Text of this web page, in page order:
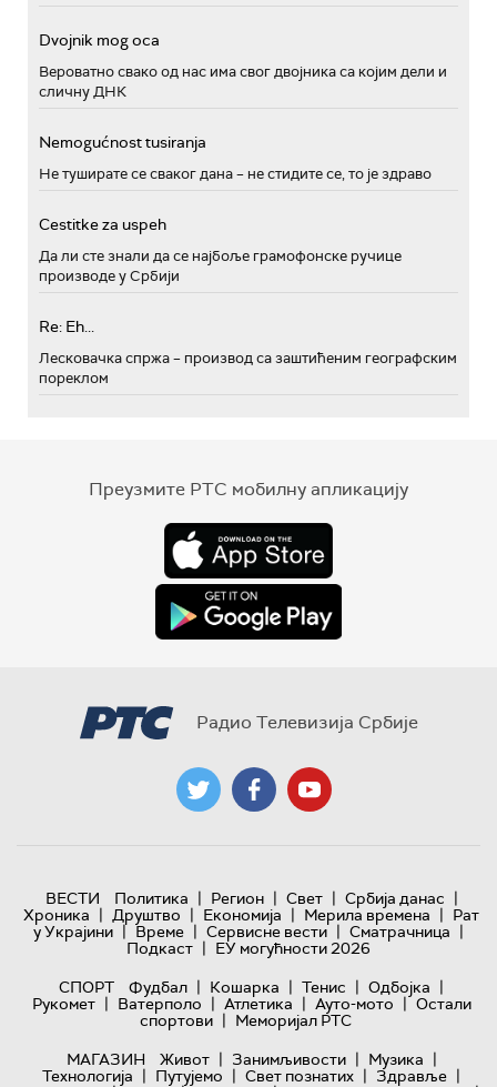
Dvojnik mog oca
Вероватно свако од нас има свог двојника са којим дели и
сличну ДНК
Nemogućnost tusiranja
Не туширате се сваког дана – не стидите се, то је здраво
Cestitke za uspeh
Да ли сте знали да се најбоље грамофонске ручице
производе у Србији
Re: Eh...
Лесковачка спржа – производ са заштићеним географским
пореклом
Преузмите РТС мобилну апликацију
Радио Телевизија Србије
ВЕСТИ Политика | Регион | Свет | Србија данас |
Хроника | Друштво | Економија | Мерила времена | Рат
у Украјини | Време | Сервисне вести | Сматрачница |
Подкаст | ЕУ могућности 2026
СПОРТ
Фудбал | Кошарка | Тенис | Одбојка |
Рукомет | Ватерполо | Атлетика | Ауто-мото | Остали
спортови | Меморијал РТС
МАГАЗИН
Живот | Занимљивости | Музика |
Технологијa | Путујемо | Свет познатих | Здравље |